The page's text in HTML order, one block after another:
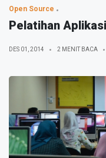
Open Source
Pelatihan
DES 01, 2014 2 MENIT BACA